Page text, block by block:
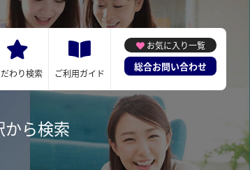
わり検索 ご利用ガイド
お気に入り一覧
総合お問い合わせ
ら検索